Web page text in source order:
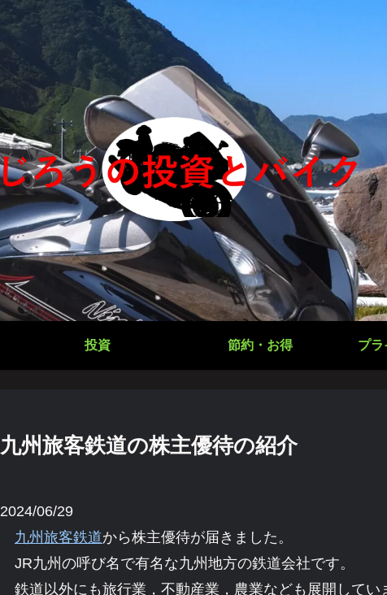
投資 節約・お得 プラ
九州旅客鉄道の株主優待の紹介
2024/06/29
九州旅客鉄道から株主優待が届きました。
JR九州の呼び名で有名な九州地方の鉄道会社です。
鉄道以外にも旅行業，不動産業，農業なども展開してい